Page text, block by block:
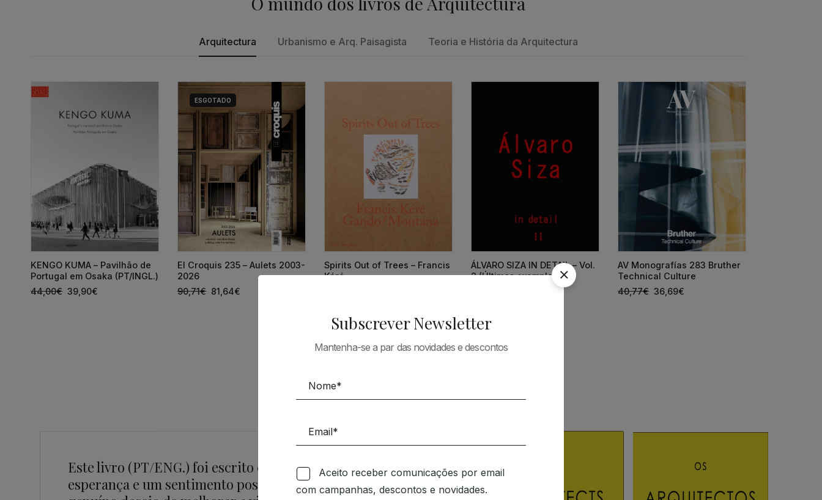
Arquitectura Urbanismo e Arq. Paisagista Teoria e História da Arquitectura
KENGO KUMA – Pavilhão de
Portugal em Osaka (PT/INGL.)
44,00€ 39,90€
ESGOTADO
El Croquis 235 – Aulets 2003-
2026
90,71€ 81,64€
Spirits Out of Trees – Francis
Kéré
ÁLVARO SIZA IN DETAIL – Vol.
2 (Últimos exemplares)
AV Monografías 283 Bruther
Technical Culture
40,77€ 36,69€
Tudo em Arquitectura
Este livro (PT/ENG.) foi escrito com a intenção de espalhar
esperança e um sentimento positivo a quem o ler. Existe um
Subscrever Newsletter
Mantenha-se a par das novidades e descontos
Aceito receber comunicações por email
com campanhas, descontos e novidades.